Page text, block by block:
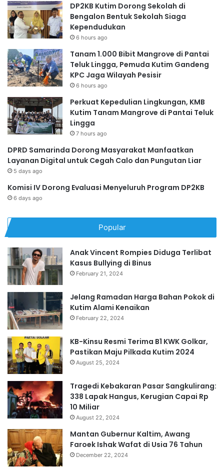
DP2KB Kutim Dorong Sekolah di
Bengalon Bentuk Sekolah Siaga
Kependudukan
6 hours ago
Tanam 1.000 Bibit Mangrove di Pantai
Teluk Lingga, Pemuda Kutim Gandeng
KPC Jaga Wilayah Pesisir
6 hours ago
Perkuat Kepedulian Lingkungan, KMB
Kutim Tanam Mangrove di Pantai Teluk
Lingga
7 hours ago
DPRD Samarinda Dorong Masyarakat Manfaatkan
Layanan Digital untuk Cegah Calo dan Pungutan Liar
5 days ago
Komisi IV Dorong Evaluasi Menyeluruh Program DP2KB
6 days ago
Popular
Anak Vincent Rompies Diduga Terlibat
Kasus Bullying di Binus
February 21, 2024
Jelang Ramadan Harga Bahan Pokok di
Kutim Alami Kenaikan
February 22, 2024
KB-Kinsu Resmi Terima B1 KWK Golkar,
Pastikan Maju Pilkada Kutim 2024
August 25, 2024
Tragedi Kebakaran Pasar Sangkulirang:
338 Lapak Hangus, Kerugian Capai Rp
10 Miliar
August 22, 2024
Mantan Gubernur Kaltim, Awang
Faroek Ishak Wafat di Usia 76 Tahun
December 22, 2024